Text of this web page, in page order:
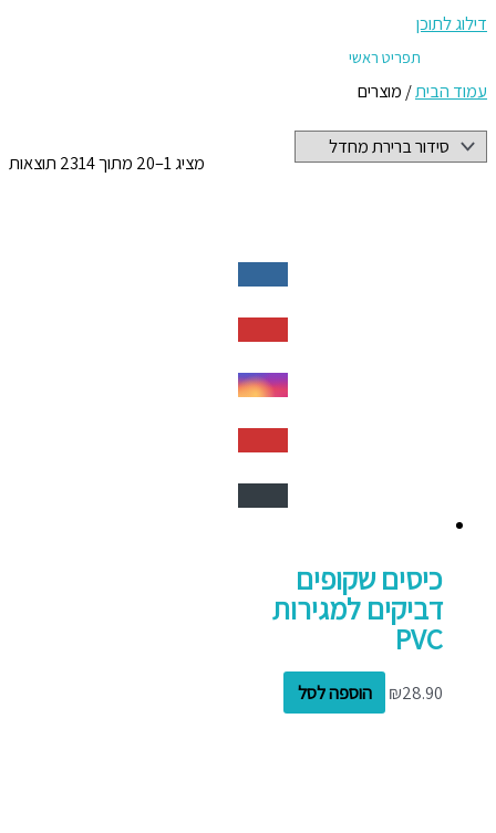
דילוג לתוכן
תפריט ראשי
עמוד הבית/ מוצרים
מציג 1–20 מתוך 2314 תוצאות
כיסים שקופים
דביקים למגירות
PVC
₪28.90 הוספה לסל